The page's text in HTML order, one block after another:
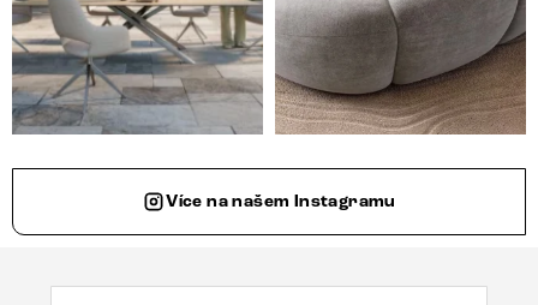
Více na našem Instagramu